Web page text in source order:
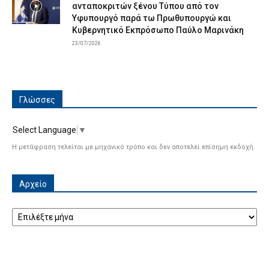
ανταποκριτών ξένου Τύπου από τον
Υφυπουργό παρά τω Πρωθυπουργώ και
Κυβερνητικό Εκπρόσωπο Παύλο Μαρινάκη
23/07/2026
Γλώσσες
Select Language ▼
Η μετάφραση τελείται με μηχανικό τρόπο και δεν αποτελεί επίσημη εκδοχή.
Αρχείο
Αρχείο